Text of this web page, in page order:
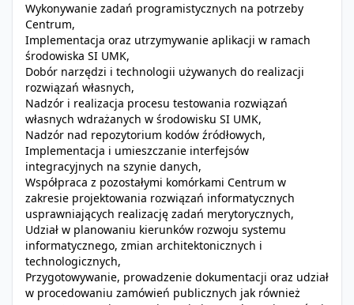
Wykonywanie zadań programistycznych na potrzeby
Centrum,
Implementacja oraz utrzymywanie aplikacji w ramach
środowiska SI UMK,
Dobór narzędzi i technologii używanych do realizacji
rozwiązań własnych,
Nadzór i realizacja procesu testowania rozwiązań
własnych wdrażanych w środowisku SI UMK,
Nadzór nad repozytorium kodów źródłowych,
Implementacja i umieszczanie interfejsów
integracyjnych na szynie danych,
Współpraca z pozostałymi komórkami Centrum w
zakresie projektowania rozwiązań informatycznych
usprawniających realizację zadań merytorycznych,
Udział w planowaniu kierunków rozwoju systemu
informatycznego, zmian architektonicznych i
technologicznych,
Przygotowywanie, prowadzenie dokumentacji oraz udział
w procedowaniu zamówień publicznych jak również